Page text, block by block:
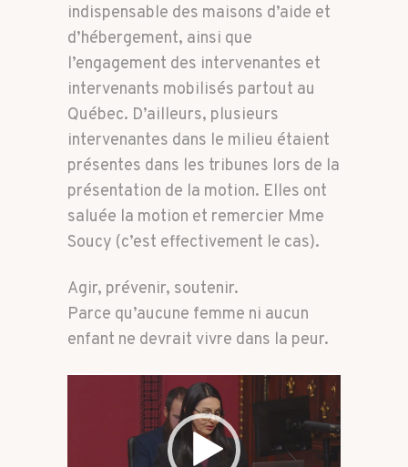
indispensable des maisons d’aide et
d’hébergement, ainsi que
l’engagement des intervenantes et
intervenants mobilisés partout au
Québec. D’ailleurs, plusieurs
intervenantes dans le milieu étaient
présentes dans les tribunes lors de la
présentation de la motion. Elles ont
saluée la motion et remercier Mme
Soucy (c’est effectivement le cas).
Agir, prévenir, soutenir.
Parce qu’aucune femme ni aucun
enfant ne devrait vivre dans la peur.